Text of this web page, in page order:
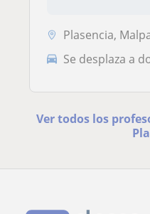
Plasencia,
Se desplaza a
Ver todos los